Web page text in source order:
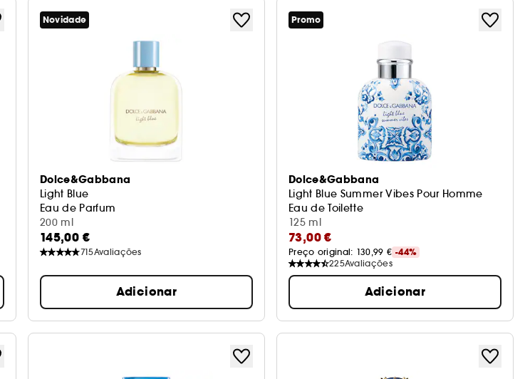
Novidade
Dolce&Gabbana
Light Blue
Eau de Parfum
200 ml
145,00 €
715Avaliações
Adicionar
Promo
Dolce&Gabbana
Light Blue Summer Vibes Pour Homme
Eau de Toilette
125 ml
73,00 €
Preço original: 130,99 € -44%
225Avaliações
Adicionar